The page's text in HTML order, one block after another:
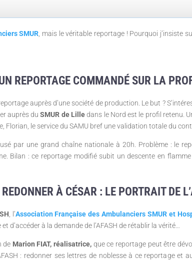
SMUR , mais le véritable reportage ! Pourquoi
REPORTAGE COMMANDÉ SUR LA
auprès d’une société de production. Le but ?
auprès duSMUR de Lilledans le Nord est le profil retenu.
Florian, le service du SAMU bref une validation totale du
par une grand chaîne nationale à 20h. Problème : le
Bilan : ce reportage modifié subit un descente en
À CÉSAR : LE PORTRAIT DE
, l’Association Française des Ambulanciers SMUR et
d’accéder à la demande de l’AFASH de rétablir la vérité…
de Marion FIAT, réalisatrice, que ce reportage peut être
: redonner ses lettres de noblesse à ce reportage